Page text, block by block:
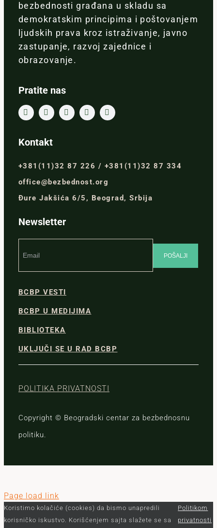
bezbednosti građana u skladu sa
demokratskim principima i poštovanjem
ljudskih prava kroz istraživanje, javno
zastupanje, razvoj zajednice i
obrazovanje.
Pratite nas
Kontakt
+381(11)32 87 226 / +381(11)32 87 334
office@bezbednost.org
Đure Jakšića 6/5, Beograd, Srbija
Newsletter
BCBP VESTI
BCBP U MEDIJIMA
BIBLIOTEKA
UKLJUČI SE U RAD BCBP
POLITIKA PRIVATNOSTI
Copyright © Beogradski centar za bezbednosnu
politiku.
Page load link
Koristimo kolačiće (cookies) da bismo unapredili
korisničko iskustvo. Korišćenjem sajta slažete se sa
Politikom
privatnosti